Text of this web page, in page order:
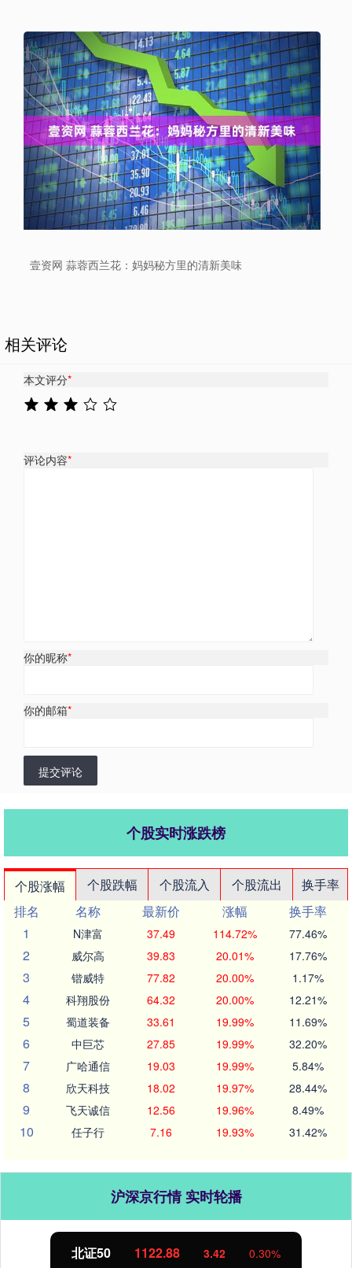
壹资网 蒜蓉西兰花：妈妈秘方里的清新美味
相关评论
本文评分*
评论内容*
你的昵称*
你的邮箱*
提交评论
个股实时涨跌榜
个股涨幅 个股跌幅 个股流入 个股流出
换手率
排名
名称 最新价 涨幅
换手率
1
N津富 37.49 114.72% 77.46%
2 威尔高 39.83 20.01% 17.76%
3 锴威特 77.82 20.00% 1.17%
4 科翔股份 64.32 20.00% 12.21%
5 蜀道装备 33.61 19.99% 11.69%
6 中巨芯 27.85 19.99% 32.20%
7 广哈通信 19.03 19.99% 5.84%
8 欣天科技 18.02 19.97% 28.44%
9 飞天诚信 12.56 19.96% 8.49%
10 任子行 7.16 19.93% 31.42%
沪深京行情 实时轮播
北证50 1122.88 3.42 0.30%